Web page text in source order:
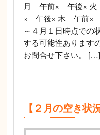
月 午前× 午後×
× 午後× 木 午前×
～４月１日時点での
する可能性あります
お問合せ下さい。 […]
【２月の空き状